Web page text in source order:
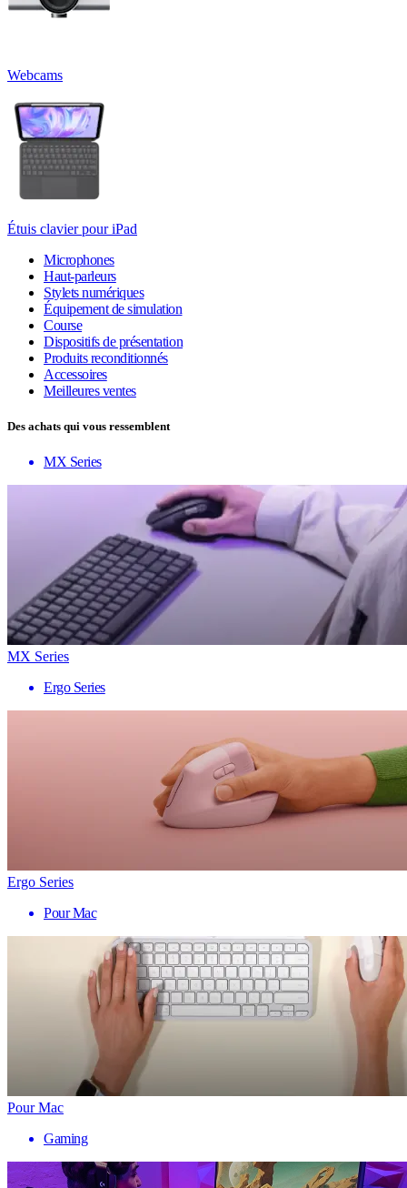
Webcams
Étuis clavier pour iPad
Microphones
Haut-parleurs
Stylets numériques
Équipement de simulation
Course
Dispositifs de présentation
Produits reconditionnés
Accessoires
Meilleures ventes
Des achats qui vous ressemblent
MX Series
MX Series
Ergo Series
Ergo Series
Pour Mac
Pour Mac
Gaming